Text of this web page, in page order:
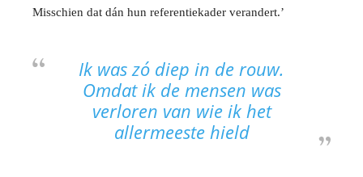
Misschien dat dán hun referentiekader verandert.’
Ik was zó diep in de rouw.
Omdat ik de mensen was
verloren van wie ik het
allermeeste hield